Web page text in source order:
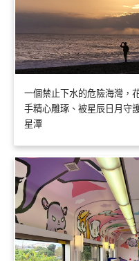
一個禁止下水的危險海灣，
手精心雕琢、被星辰日月守
星潭